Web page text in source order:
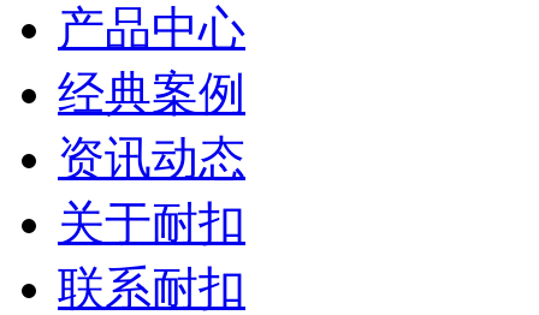
产品中心
经典案例
资讯动态
关于耐扣
联系耐扣